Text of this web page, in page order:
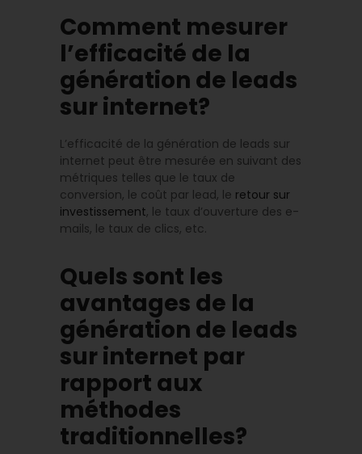
Comment mesurer
l’efficacité de la
génération de leads
sur internet?
L’efficacité de la génération de leads sur
internet peut être mesurée en suivant des
métriques telles que le taux de
conversion, le coût par lead, le retour sur
investissement, le taux d’ouverture des e-
mails, le taux de clics, etc.
Quels sont les
avantages de la
génération de leads
sur internet par
rapport aux
méthodes
traditionnelles?